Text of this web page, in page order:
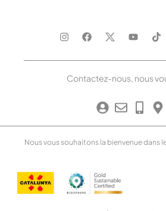
Contactez-nous, nous
Nous vous souhaitons la bienvenue dans